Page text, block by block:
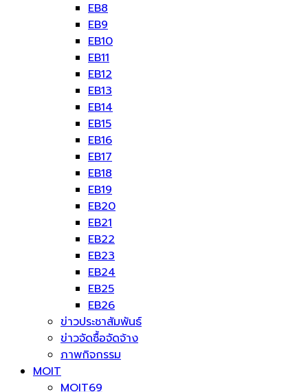
EB8
EB9
EB10
EB11
EB12
EB13
EB14
EB15
EB16
EB17
EB18
EB19
EB20
EB21
EB22
EB23
EB24
EB25
EB26
ข่าวประชาสัมพันธ์
ข่าวจัดซื้อจัดจ้าง
ภาพกิจกรรม
MOIT
MOIT69